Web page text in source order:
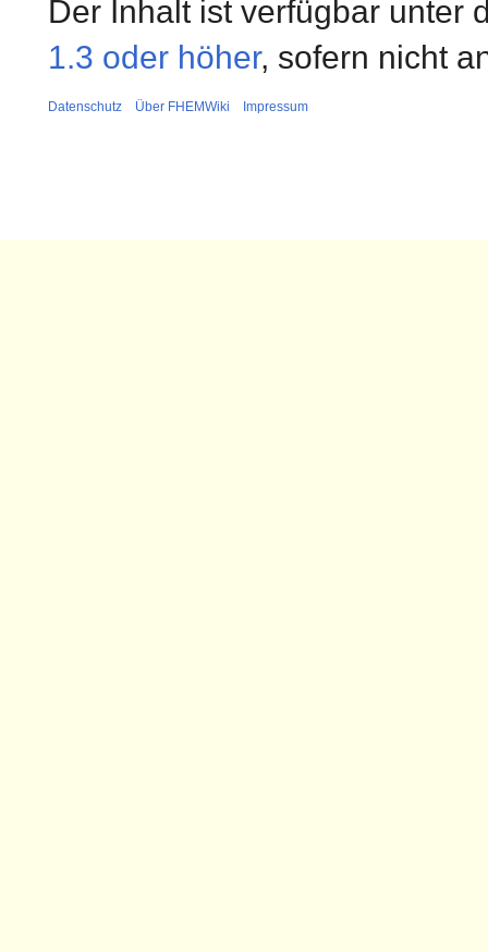
Der Inhalt ist verfügbar unter
1.3 oder höher, sofern nicht
Datenschutz Über FHEMWiki Impressum